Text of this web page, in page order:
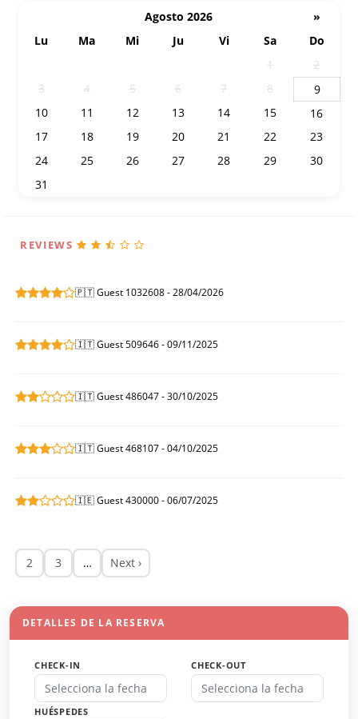
Agosto 2026
»
Lu
Ma Mi Ju Vi Sa
Do
1
2
3
4 5 6 7 8
9
10
11 12 13 14 15
16
17
18 19 20 21 22
23
24
25 26 27 28 29
30
31
REVIEWS
🇵🇹 Guest 1032608 - 28/04/2026
🇮🇹 Guest 509646 - 09/11/2025
🇮🇹 Guest 486047 - 30/10/2025
🇮🇹 Guest 468107 - 04/10/2025
🇮🇪 Guest 430000 - 06/07/2025
2 3 … Next ›
DETALLES DE LA RESERVA
CHECK-IN CHECK-OUT
HUÉSPEDES